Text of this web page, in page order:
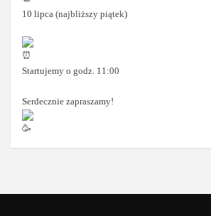
10 lipca (najbliższy piątek)
Startujemy o godz. 11:00
Serdecznie zapraszamy!